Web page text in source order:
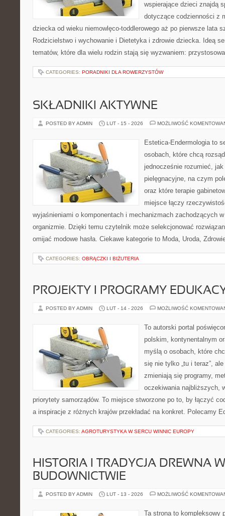
wspierające dzieci znajdą
dotyczące codzienności z
dziecka od wieku niemowlęco-toddlerowego aż po pierwsze lata
Rodzicielstwo i wychowanie i Dietetyka i zdrowie dziecka. Ideą
tematów, które dla wielu rodzin stają się wyzwaniem:
CATEGORIES: PORADNIKI DLA ROWERZYSTÓW
SKŁADNIKI AKTYWNE
POSTED BY ADMIN LUT - 15 - 2026 MOŻLIWOŚĆ
Estetica-Endermologia to
osobach, które chcą
jednocześnie rozumieć, jak
pielęgnacyjne, na czym
oraz które terapie
miejsce łączy
wyjaśnieniami o komponentach i mechanizmach zachodzących
organizmie. Dzięki temu czytelnik może selekcjonować
omijać modowe hasła. Ciekawe kategorie to Moda, Uroda,
CATEGORIES: OBRĄCZKI I BIŻUTERIA
PROJEKTY I PROGRAMY
POSTED BY ADMIN LUT - 14 - 2026 MOŻLIWOŚĆ
To autorski portal
polskim, kontynentalnym
myślą o osobach, które
się nie tylko „tu i teraz”,
zmieniają się programy,
oczekiwania najbliższych,
priorytety samorządów. To miejsce stworzone po to, by łączyć
a inspiracje z różnych krajów przekładać na konkret. Polecamy
CATEGORIES: AGROTURYSTYKA W SERCU WINNIC EUROPY
HISTORIA I TRADYCJA DREWNA W
BUDOWNICTWIE
POSTED BY ADMIN LUT - 13 - 2026 MOŻLIWOŚĆ
Ta strona to kompleksowy